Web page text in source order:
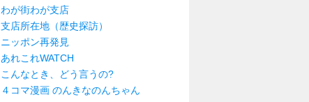
わが街わが支店
支店所在地（歴史探訪）
ニッポン再発見
あれこれWATCH
こんなとき、どう言うの?
４コマ漫画 のんきなのんちゃん